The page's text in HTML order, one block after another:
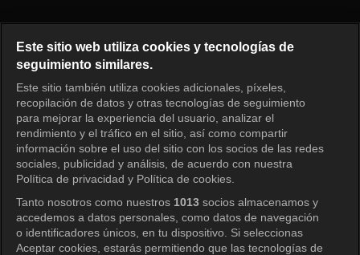
Iniciar sesión
Este sitio web utiliza cookies y tecnologías de
seguimiento similares.
Este sitio también utiliza cookies adicionales, píxeles,
recopilación de datos y otras tecnologías de seguimiento
para mejorar la experiencia del usuario, analizar el
rendimiento y el tráfico en el sitio, así como compartir
información sobre el uso del sitio con los socios de las redes
sociales, publicidad y análisis, de acuerdo con nuestra
Política de privacidad y Política de cookies.
Tanto nosotros como nuestros 1013 socios almacenamos y
accedemos a datos personales, como datos de navegación
o identificadores únicos, en tu dispositivo. Si seleccionas
Aceptar cookies, estarás permitiendo que las tecnologías de